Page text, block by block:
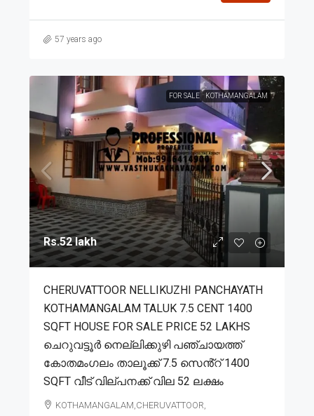
57 years ago
FOR SALE KOTHAMANGALAM
Rs.52 lakh
CHERUVATTOOR NELLIKUZHI PANCHAYATH
KOTHAMANGALAM TALUK 7.5 CENT 1400
SQFT HOUSE FOR SALE PRICE 52 LAKHS
ചെറുവട്ടൂർ നെല്ലിക്കുഴി പഞ്ചായത്ത്
കോതമംഗലം താലൂക്ക് 7.5 സെൻ്റ് 1400
SQFT വീട് വില്പനക്ക് വില 52 ലക്ഷം
KOTHAMANGALAM,CHERUVATTOOR,